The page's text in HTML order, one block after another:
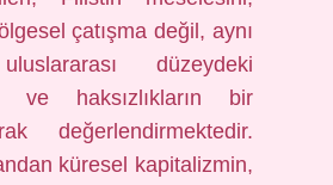
çatışma değil, aynı
düzeydeki
ve haksızlıkların bir
değerlendirmektedir.
küresel kapitalizmin,